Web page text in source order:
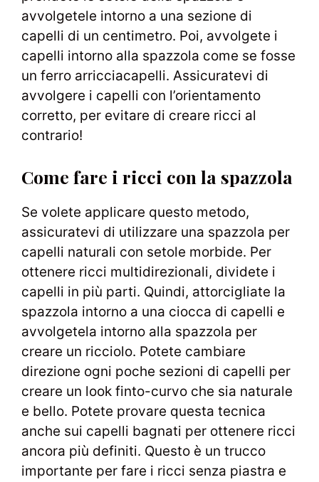
avvolgetele intorno a una sezione di
capelli di un centimetro. Poi, avvolgete i
capelli intorno alla spazzola come se fosse
un ferro arricciacapelli. Assicuratevi di
avvolgere i capelli con l’orientamento
corretto, per evitare di creare ricci al
contrario!
Come fare i ricci con la spazzola
Se volete applicare questo metodo,
assicuratevi di utilizzare una spazzola per
capelli naturali con setole morbide. Per
ottenere ricci multidirezionali, dividete i
capelli in più parti. Quindi, attorcigliate la
spazzola intorno a una ciocca di capelli e
avvolgetela intorno alla spazzola per
creare un ricciolo. Potete cambiare
direzione ogni poche sezioni di capelli per
creare un look finto-curvo che sia naturale
e bello. Potete provare questa tecnica
anche sui capelli bagnati per ottenere ricci
ancora più definiti. Questo è un trucco
importante per fare i ricci senza piastra e